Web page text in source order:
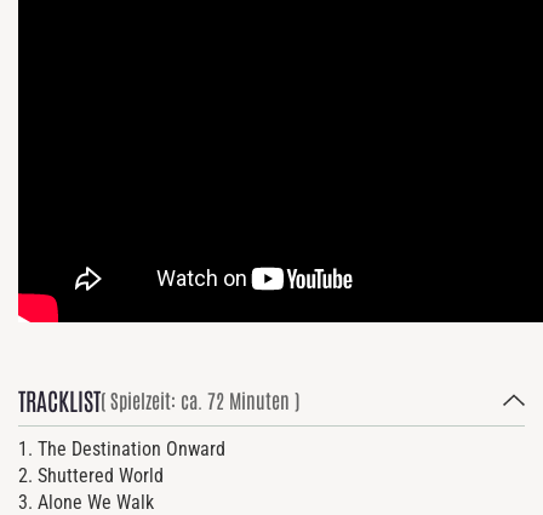
TRACKLIST( Spielzeit: ca. 72 Minuten )
1. The Destination Onward
2. Shuttered World
3. Alone We Walk